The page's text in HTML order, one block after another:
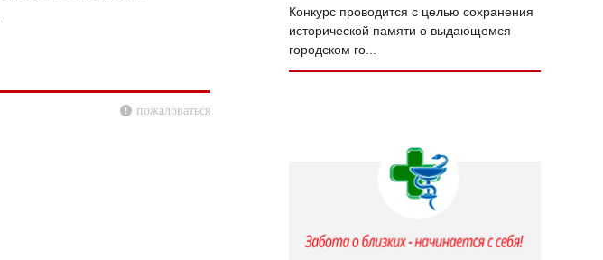
пожаловаться
Конкурс проводится с целью сохранения
исторической памяти о выдающемся
городском го...